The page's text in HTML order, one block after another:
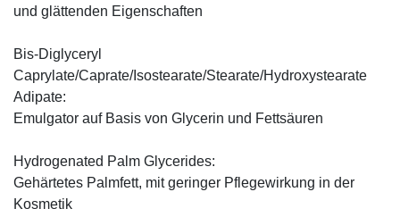
und glättenden Eigenschaften
Bis-Diglyceryl
Caprylate/Caprate/Isostearate/Stearate/Hydroxystearate
Adipate:
Emulgator auf Basis von Glycerin und Fettsäuren
Hydrogenated Palm Glycerides:
Gehärtetes Palmfett, mit geringer Pflegewirkung in der
Kosmetik